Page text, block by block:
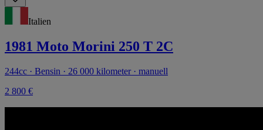
Italien
1981 Moto Morini 250 T 2C
244cc · Bensin · 26 000 kilometer · manuell
2 800 €